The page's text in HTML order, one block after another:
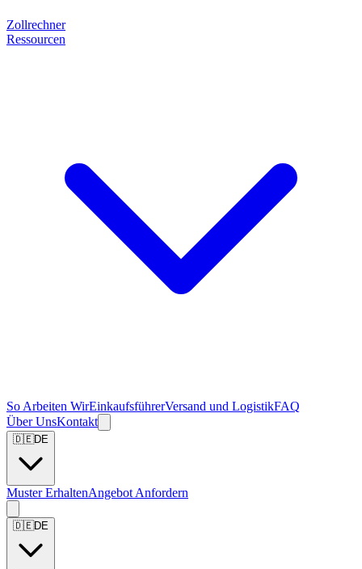
Zollrechner
Ressourcen
So Arbeiten WirEinkaufsführerVersand und LogistikFAQ
Über UnsKontakt
🇩🇪DE
Muster ErhaltenAngebot Anfordern
🇩🇪DE